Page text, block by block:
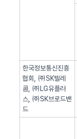
한국정보통신진흥
협회, ㈜SK텔레
콤, ㈜LG유플러
스, ㈜SK브로드밴
드